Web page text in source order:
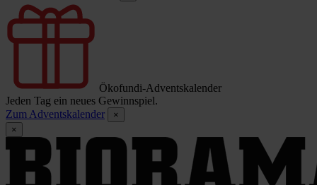
Ökofundi-Adventskalender
Jeden Tag ein neues Gewinnspiel.
Zum Adventskalender
×
×